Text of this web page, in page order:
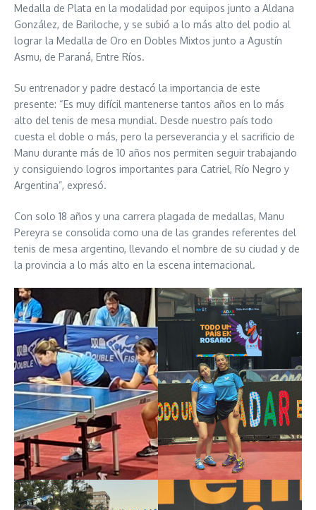
Medalla de Plata en la modalidad por equipos junto a Aldana
González, de Bariloche, y se subió a lo más alto del podio al
lograr la Medalla de Oro en Dobles Mixtos junto a Agustín
Asmu, de Paraná, Entre Ríos.
Su entrenador y padre destacó la importancia de este
presente: “Es muy difícil mantenerse tantos años en lo más
alto del tenis de mesa mundial. Desde nuestro país todo
cuesta el doble o más, pero la perseverancia y el sacrificio de
Manu durante más de 10 años nos permiten seguir trabajando
y consiguiendo logros importantes para Catriel, Río Negro y
Argentina”, expresó.
Con solo 18 años y una carrera plagada de medallas, Manu
Pereyra se consolida como una de las grandes referentes del
tenis de mesa argentino, llevando el nombre de su ciudad y de
la provincia a lo más alto en la escena internacional.